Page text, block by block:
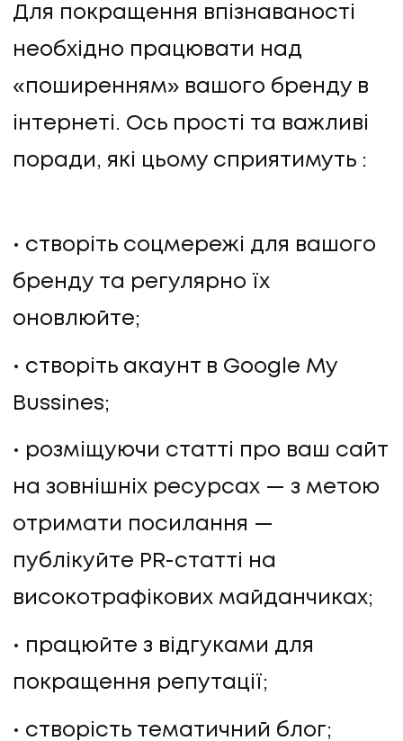
Для покращення впізнаваності
необхідно працювати над
«поширенням» вашого бренду в
інтернеті. Ось прості та важливі
поради, які цьому сприятимуть :
створіть соцмережі для вашого
бренду та регулярно їх
оновлюйте;
створіть акаунт в Google My
Bussines;
розміщуючи статті про ваш сайт
на зовнішніх ресурсах — з метою
отримати посилання —
публікуйте PR-статті на
високотрафікових майданчиках;
працюйте з відгуками для
покращення репутації;
створість тематичний блог;
КАР'ЄРА
КАР'ЄРА
БЛОГ
КЛІЄНТИ
КЛІЄНТИ
КОНТАКТИ
ПРО НАС